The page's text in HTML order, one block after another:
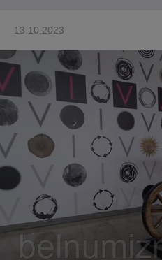
13.10.2023